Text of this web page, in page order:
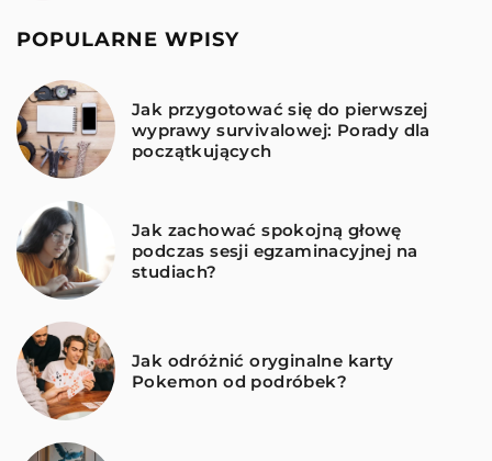
POPULARNE WPISY
Jak przygotować się do pierwszej
wyprawy survivalowej: Porady dla
początkujących
Jak zachować spokojną głowę
podczas sesji egzaminacyjnej na
studiach?
Jak odróżnić oryginalne karty
Pokemon od podróbek?